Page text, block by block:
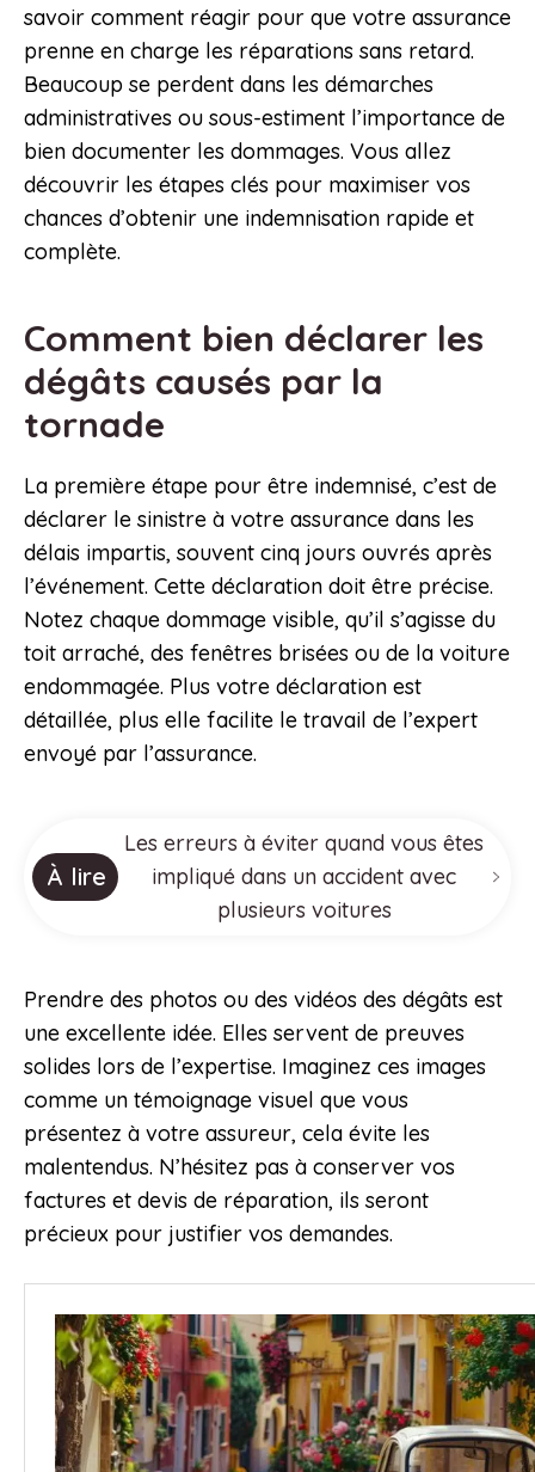
savoir comment réagir pour que votre assurance
prenne en charge les réparations sans retard.
Beaucoup se perdent dans les démarches
administratives ou sous-estiment l’importance de
bien documenter les dommages. Vous allez
découvrir les étapes clés pour maximiser vos
chances d’obtenir une indemnisation rapide et
complète.
Comment bien déclarer les
dégâts causés par la
tornade
La première étape pour être indemnisé, c’est de
déclarer le sinistre à votre assurance dans les
délais impartis, souvent cinq jours ouvrés après
l’événement. Cette déclaration doit être précise.
Notez chaque dommage visible, qu’il s’agisse du
toit arraché, des fenêtres brisées ou de la voiture
endommagée. Plus votre déclaration est
détaillée, plus elle facilite le travail de l’expert
envoyé par l’assurance.
À lire
Les erreurs à éviter quand vous êtes
impliqué dans un accident avec
plusieurs voitures
Prendre des photos ou des vidéos des dégâts est
une excellente idée. Elles servent de preuves
solides lors de l’expertise. Imaginez ces images
comme un témoignage visuel que vous
présentez à votre assureur, cela évite les
malentendus. N’hésitez pas à conserver vos
factures et devis de réparation, ils seront
précieux pour justifier vos demandes.